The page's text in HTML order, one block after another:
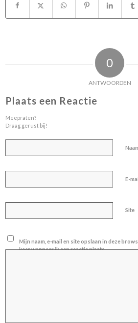
0
ANTWOORDEN
Plaats een Reactie
Meepraten?
Draag gerust bij!
E-
Site
Mijn naam, e-mail en site opslaan in deze
keer wanneer ik een reactie plaats.